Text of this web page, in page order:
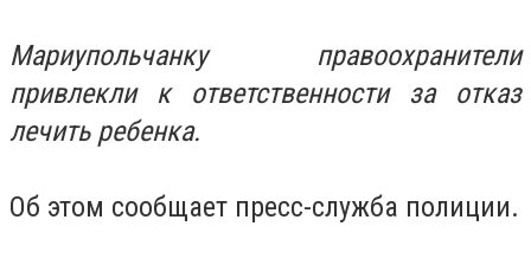
Мариупольчанку правоохранители
привлекли к ответственности за отказ
лечить ребенка.
Об этом сообщает пресс-служба полиции.